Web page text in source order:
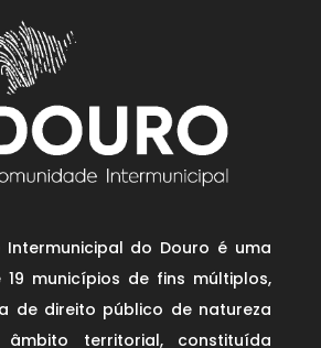
Intermunicipal do Douro é uma
municípios de fins múltiplos,
de direito público de natureza
territorial, constituída